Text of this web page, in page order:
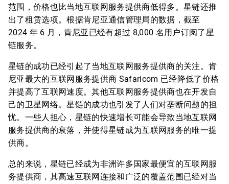
范围，价格也比当地互联网服务提供商低得多。星链还推
出了租赁选项。根据肯尼亚通信管理局的数据，截至
2024 年 6 月，肯尼亚已经有超过 8,000 名用户订阅了星
链服务。
星链的成功已经引起了当地互联网服务提供商的关注。肯
尼亚最大的互联网服务提供商 Safaricom 已经降低了价格
并提高了互联网速度。其他互联网服务提供商也在开发自
己的卫星网络。星链的成功也引发了人们对垄断问题的担
忧。一些人担心，星链的快速增长可能会导致当地互联网
服务提供商的衰落，并使得星链成为互联网服务的唯一提
供商。
总的来说，星链已经成为非洲许多国家最便宜的互联网服
务提供商，其高速互联网连接和广泛的覆盖范围已经对当